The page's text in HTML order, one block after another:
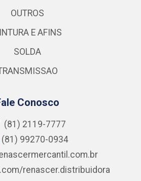
OUTROS
E AFINS
SOLDA
Conosco
(81) 2119-7777
(81) 99270-0934
renascer.distribuidora